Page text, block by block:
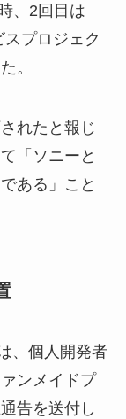
、2回目は
プロジェク
。
れたと報じ
「ソニーと
ある」こと
、個人開発者
ンメイドプ
告を送付し